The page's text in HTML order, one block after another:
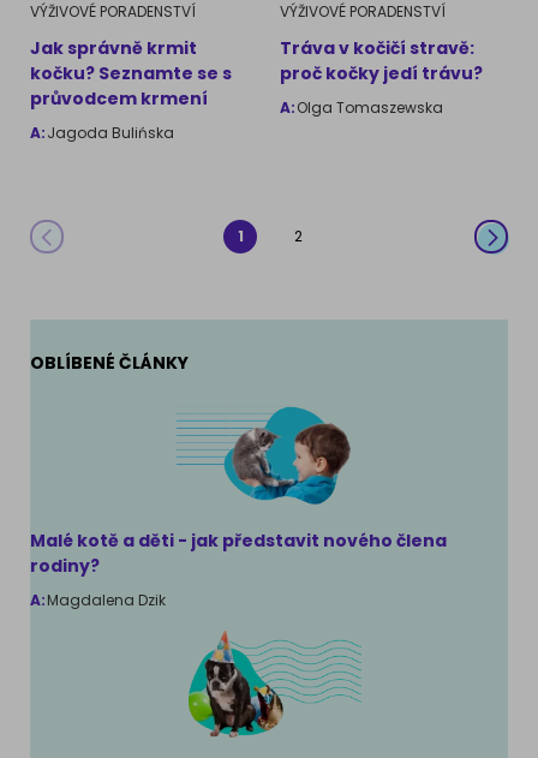
VÝŽIVOVÉ PORADENSTVÍ
Jak správně krmit
kočku? Seznamte se s
průvodcem krmení
A:Jagoda Bulińska
VÝŽIVOVÉ PORADENSTVÍ
Tráva v kočičí stravě:
proč kočky jedí trávu?
A:Olga Tomaszewska
1 2
OBLÍBENÉ ČLÁNKY
Malé kotě a děti - jak představit nového člena
rodiny?
A:Magdalena Dzik